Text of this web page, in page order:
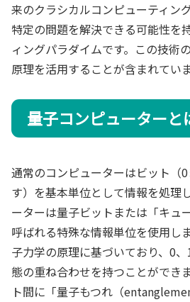
来のクラシカルコンピューティン
特定の問題を解決できる可能性を
ィングパラダイムです。この技術
原理を活用することが含まれていま
量子コンピューターと
通常のコンピューターはビット（
す）を基本単位として情報を処理
ーターは量子ビットまたは「キュ
呼ばれる特殊な情報単位を使用し
子力学の原理に基づいており、0
態の重ね合わせを持つことができ
ト間に「量子もつれ（